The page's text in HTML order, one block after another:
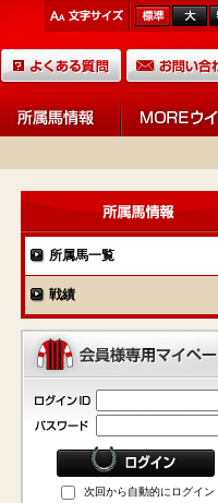
所属馬一覧
戦績
次回から自動的にログイン